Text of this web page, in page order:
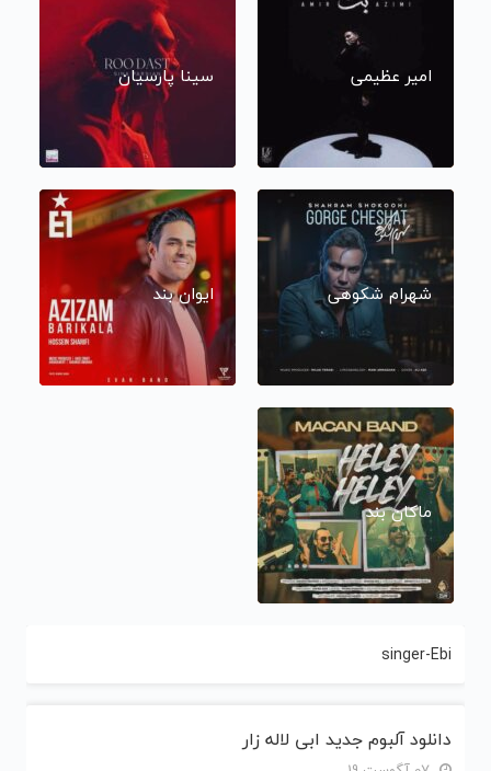
امیر عظیمی سینا پارسیان
شهرام شکوهی ایوان بند
ماکان بند
singer-Ebi
دانلود آلبوم جدید ابی لاله زار